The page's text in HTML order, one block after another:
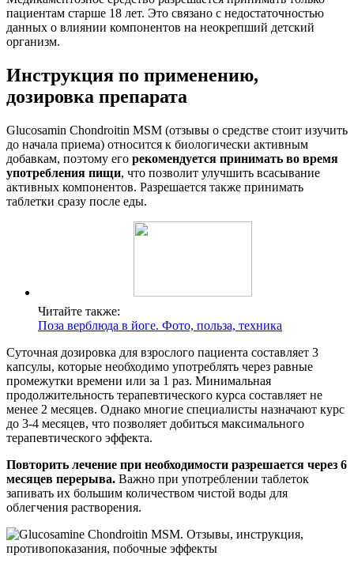
пациентам старше 18 лет. Это связано с недостаточностью
данных о влиянии компонентов на неокрепший детский
организм.
Инструкция по применению,
дозировка препарата
Glucosamin Chondroitin MSM (отзывы о средстве стоит изучить
до начала приема) относится к биологически активным
добавкам, поэтому его рекомендуется принимать во время
употребления пищи, что позволит улучшить всасывание
активных компонентов. Разрешается также принимать
таблетки сразу после еды.
Читайте также:
Поза верблюда в йоге. Фото, польза, техника
Суточная дозировка для взрослого пациента составляет 3
капсулы, которые необходимо употреблять через равные
промежутки времени или за 1 раз. Минимальная
продолжительность терапевтического курса составляет не
менее 2 месяцев. Однако многие специалисты назначают курс
до 3-4 месяцев, что позволяет добиться максимального
терапевтического эффекта.
Повторить лечение при необходимости разрешается через 6
месяцев перерыва. Важно при употреблении таблеток
запивать их большим количеством чистой воды для
облегчения растворения.